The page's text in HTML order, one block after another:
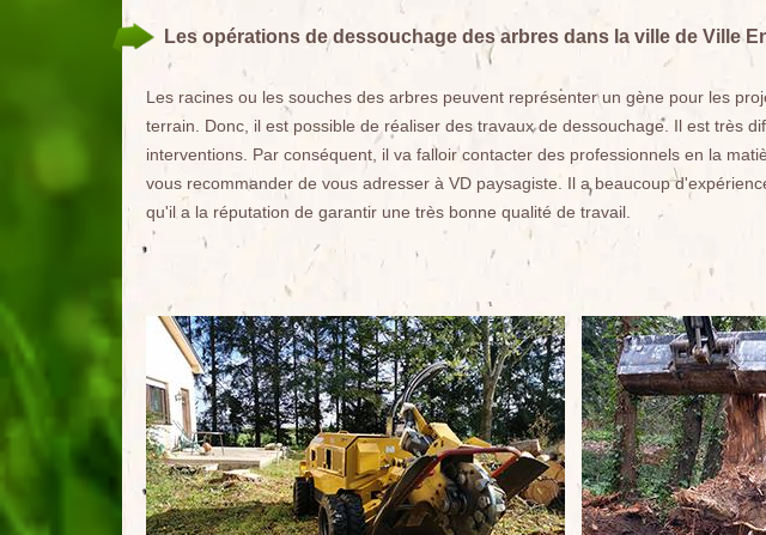
Les opérations de dessouchage des arbres dans la ville de Ville
Les racines ou les souches des arbres peuvent représenter un gène pour les
terrain. Donc, il est possible de réaliser des travaux de dessouchage. Il est très
interventions. Par conséquent, il va falloir contacter des professionnels en la
vous recommander de vous adresser à VD paysagiste. Il a beaucoup
qu'il a la réputation de garantir une très bonne qualité de travail.